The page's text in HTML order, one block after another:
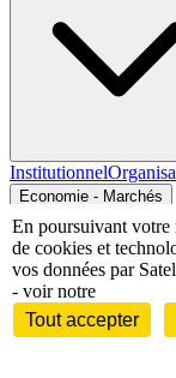
Institutionnel
Economie - Marchés
En poursuivant votre
de cookies et
vos données par
- voir notre
Tout accepter